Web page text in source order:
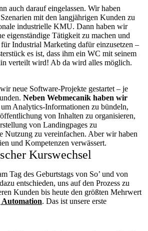
auch darauf eingelassen. Wir haben
mit den langjährigen Kunden zu
industrielle KMU. Dann haben wir
eigenständige Tätigkeit zu machen und
Industrial Marketing dafür einzusetzen –
es ist, dass ihm ein WC mit seinem
verteilt wird! Ab da wird alles möglich.
neue Software-Projekte gestartet – je
Neben Webmecanik haben wir
um Analytics-Informationen zu bündeln,
von Inhalten zu organisieren,
von Landingpages zu
Nutzung zu vereinfachen. Aber wir haben
und Kompetenzen verwässert.
Kurswechsel
Tag des Geburtstags von So’ und von
entschieden, uns auf den Prozess zu
Kunden bis heute den größten Mehrwert
. Das ist unsere erste